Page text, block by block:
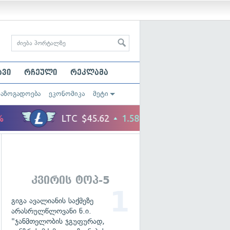
რჩეული რეკლამა
ეკონომიკა მეტი
კვირის ტოპ-5
გიგა ავალიანის საქმეზე
არასრულწლოვანი ნ.ი.
"ჯანმთელობის ჯგუფურად,